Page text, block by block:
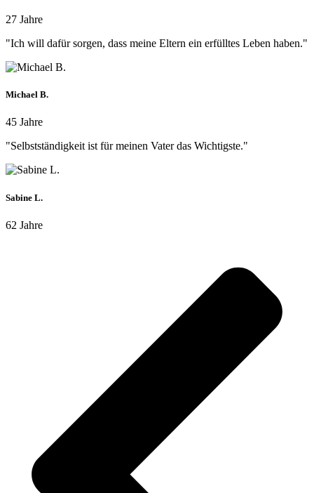
27 Jahre
"Ich will dafür sorgen, dass meine Eltern ein erfülltes Leben haben."
Michael B.
45 Jahre
"Selbstständigkeit ist für meinen Vater das Wichtigste."
Sabine L.
62 Jahre